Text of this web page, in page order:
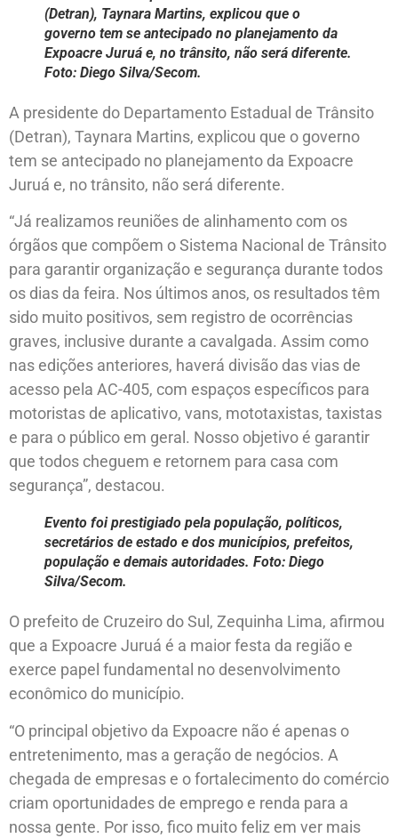
(Detran), Taynara Martins, explicou que o
governo tem se antecipado no planejamento da
Expoacre Juruá e, no trânsito, não será diferente.
Foto: Diego Silva/Secom.
A presidente do Departamento Estadual de Trânsito
(Detran), Taynara Martins, explicou que o governo
tem se antecipado no planejamento da Expoacre
Juruá e, no trânsito, não será diferente.
“Já realizamos reuniões de alinhamento com os
órgãos que compõem o Sistema Nacional de Trânsito
para garantir organização e segurança durante todos
os dias da feira. Nos últimos anos, os resultados têm
sido muito positivos, sem registro de ocorrências
graves, inclusive durante a cavalgada. Assim como
nas edições anteriores, haverá divisão das vias de
acesso pela AC-405, com espaços específicos para
motoristas de aplicativo, vans, mototaxistas, taxistas
e para o público em geral. Nosso objetivo é garantir
que todos cheguem e retornem para casa com
segurança”, destacou.
Evento foi prestigiado pela população, políticos,
secretários de estado e dos municípios, prefeitos,
população e demais autoridades. Foto: Diego
Silva/Secom.
O prefeito de Cruzeiro do Sul, Zequinha Lima, afirmou
que a Expoacre Juruá é a maior festa da região e
exerce papel fundamental no desenvolvimento
econômico do município.
“O principal objetivo da Expoacre não é apenas o
entretenimento, mas a geração de negócios. A
chegada de empresas e o fortalecimento do comércio
criam oportunidades de emprego e renda para a
nossa gente. Por isso, fico muito feliz em ver mais